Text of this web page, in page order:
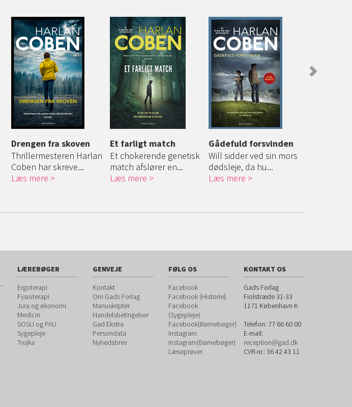
Drengen fra skoven
Thrillermesteren Harlan
Coben har skreve...
Læs mere
Et farligt match
Et chokerende genetisk
match afslører en...
Læs mere
Gådefuld forsvinden
Will sidder ved sin mors
dødsleje, da hu...
Læs mere
LÆREBØGER
Ergoterapi
Fysioterapi
Jura og økonomi
Medicin
SOSU og PAU
Sygepleje
Trojka
GENVEJE
Kontakt
Om Gads Forlag
Manuskripter
Handelsbetingelser
Gad Ekstra
Persondata
Nyhedsbrev
FØLG OS
Facebook
Facebook (Historie)
Facebook
(Sygepleje)
Facebook(Børnebøger)
Instagram
Instagram(Børnebøger)
Læseprøver
KONTAKT OS
Gads Forlag
Fiolstræde 31-33
1171 København K
Telefon: 77 66 60 00
E-mail:
reception@gad.dk
CVR-nr.: 36 42 43 11